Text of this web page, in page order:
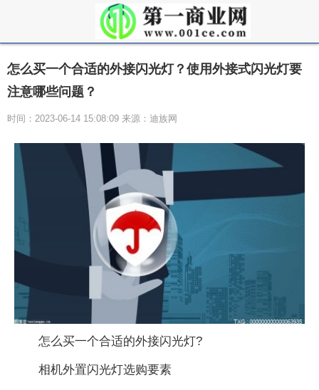
怎么买一个合适的外接闪光灯？使用外接式闪光灯要
注意哪些问题？
时间：2023-06-14 15:08:09 来源：迪族网
怎么买一个合适的外接闪光灯?
相机外置闪光灯选购要素